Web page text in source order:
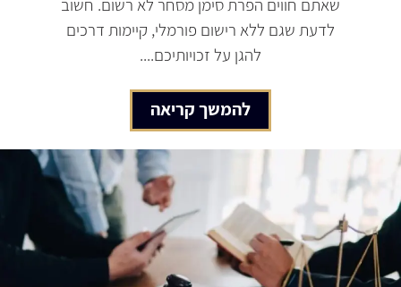
שאתם חווים הפרת סימן מסחר לא רשום. חשוב
לדעת שגם ללא רישום פורמלי, קיימות דרכים
להגן על זכויותיכם....
להמשך קריאה